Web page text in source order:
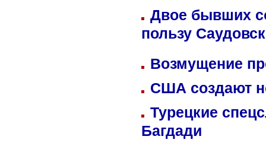
Двое бывших
пользу
Возмущение
США создают
Турецкие
Багдади